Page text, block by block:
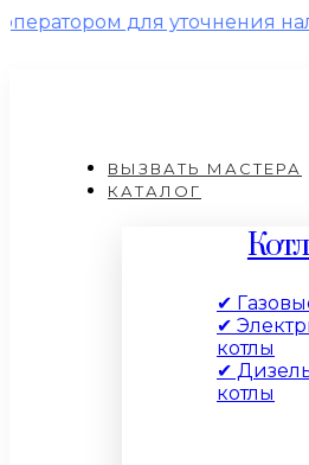
для уточнения наличия и
ВЫЗВАТЬ МАСТЕРА
КАТАЛОГ
✔
✔
котлы
✔
котлы